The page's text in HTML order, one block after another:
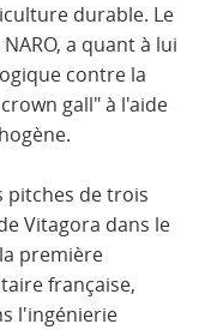
durable. Le
a quant à lui
contre la
gall" à l'aide
pitches de trois
Vitagora dans le
première
française,
l'ingénierie